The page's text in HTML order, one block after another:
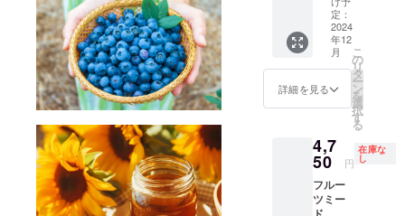
・消費
税+全国
送料を
含む ＜
おすす
めの飲
トレー
ト・
チー
ズ・
フルー
ツミー
ド6本
（蜂
蜜・ち
ちぶ山
ルビー
使用）
ルーツ
ミード6
本 （蜂
蜜・秩
父産ブ
定：
2024
年12
月
詳細を見る
こ
の
リ
タ
ー
ン
を
選
択
す
る
4,7
50 円
在庫な
し
フルー
ツミー